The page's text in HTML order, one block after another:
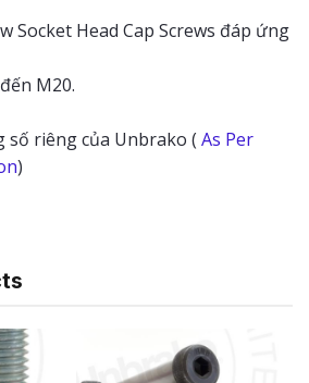
Socket Head Cap Screws đáp ứng
M20.
số riêng của Unbrako ( As Per
)